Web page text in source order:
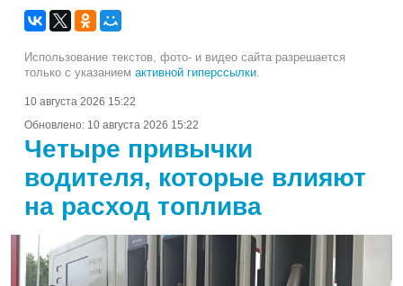
Использование текстов, фото- и видео сайта разрешается
только с указанием активной гиперссылки.
10 августа 2026 15:22
Обновлено: 10 августа 2026 15:22
Четыре привычки
водителя, которые влияют
на расход топлива